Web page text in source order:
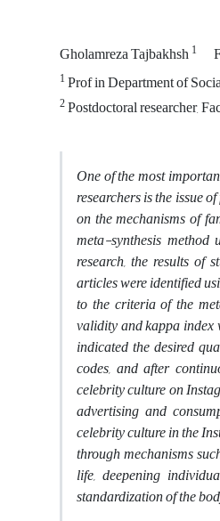
Gholamreza Tajbakhsh1
1Prof in Department of
2Postdoctoral researcher,
One of the most
researchers is the issue
on the mechanisms of
meta-synthesis
research, the results of
articles were identified
to the criteria of the
validity and kappa index
indicated the desired
codes, and after
celebrity culture on
advertising and
celebrity culture in the
through mechanisms
life, deepening
standardization of the